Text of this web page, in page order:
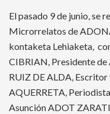
El pasado 9 de junio, se
Microrrelatos de
kontaketa Lehiaketa,
CIBRIAN, Presidente
RUIZ DE ALDA,
AQUERRETA,
Asunción ADOT